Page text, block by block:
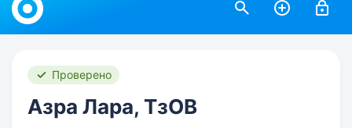
Проверено
Азра Лара, ТзОВ